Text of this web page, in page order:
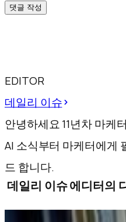
댓글 작성
EDITOR
데일리 이슈
안녕하세요 11년차 마케
AI 소식부터 마케터에게
드 합니다.
데일리 이슈 에디터의